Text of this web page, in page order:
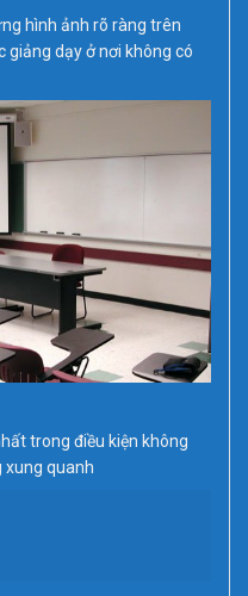
hình ảnh rõ ràng trên
giảng dạy ở nơi không có
trong điều kiện không
xung quanh